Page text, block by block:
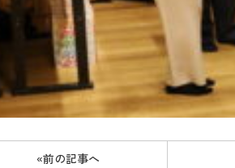
«前の記事へ